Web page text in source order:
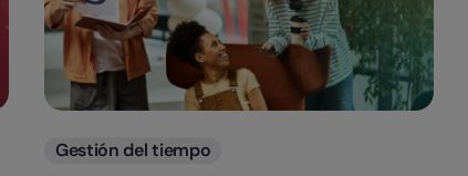
Categorias
Gestión del tiempo